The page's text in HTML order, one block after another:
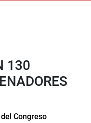
130
Congreso